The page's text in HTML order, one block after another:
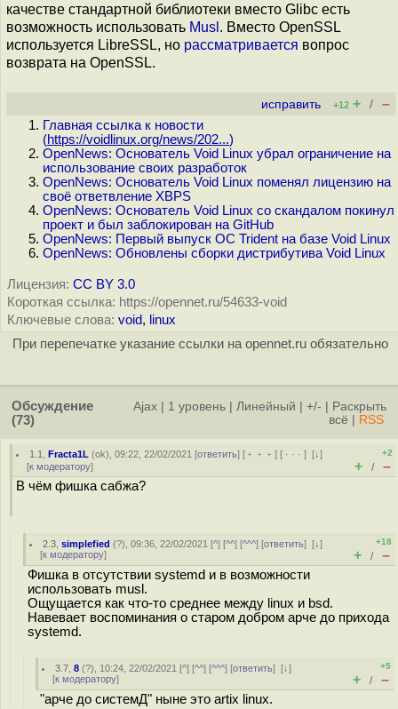
качестве стандартной библиотеки вместо Glibc есть
возможность использовать Musl . Вместо OpenSSL
используется LibreSSL, но рассматривается вопрос
возврата на OpenSSL.
исправить +12 + / –
Главная ссылка к новости
(https://voidlinux.org/news/202...)
OpenNews: Основатель Void Linux убрал ограничение на
использование своих разработок
OpenNews: Основатель Void Linux поменял лицензию на
своё ответвление XBPS
OpenNews: Основатель Void Linux со скандалом покинул
проект и был заблокирован на GitHub
OpenNews: Первый выпуск ОС Trident на базе Void Linux
OpenNews: Обновлены сборки дистрибутива Void Linux
Лицензия: CC BY 3.0
Короткая ссылка: https://opennet.ru/54633-void
Ключевые слова: void, linux
При перепечатке указание ссылки на opennet.ru обязательно
Обсуждение
(73)
Ajax 1 уровень Линейный +/-
Раскрыть
всё
RSS
1.1 ,Fracta1L (ok), 09:22, 22/02/2021 [ответить] [ ﹢﹢﹢] [ · · ·][↓]
[к модератору]
+2
+ / –
В чём фишка сабжа?
2.3 ,simplefied (?), 09:36, 22/02/2021 [^] [^^] [^^^] [ответить][↓]
[к модератору]
+18
+ / –
Фишка в отсутствии systemd и в возможности
использовать musl.
Ощущается как что-то среднее между linux и bsd.
Навевает воспоминания о старом добром арче до прихода
systemd.
3.7 ,8 (?), 10:24, 22/02/2021 [^] [^^] [^^^] [ответить][↓]
[к модератору]
+5
+ / –
"арче до системД" ныне это artix linux.